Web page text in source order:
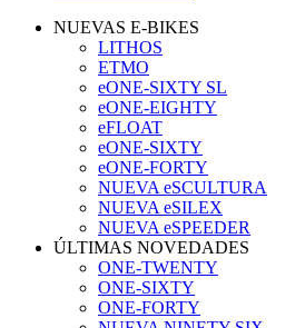
NUEVAS E-BIKES
LITHOS
ETMO
eONE-SIXTY SL
eONE-EIGHTY
eFLOAT
eONE-SIXTY
eONE-FORTY
NUEVA eSCULTURA
NUEVA eSILEX
NUEVA eSPEEDER
ÚLTIMAS NOVEDADES
ONE-TWENTY
ONE-SIXTY
ONE-FORTY